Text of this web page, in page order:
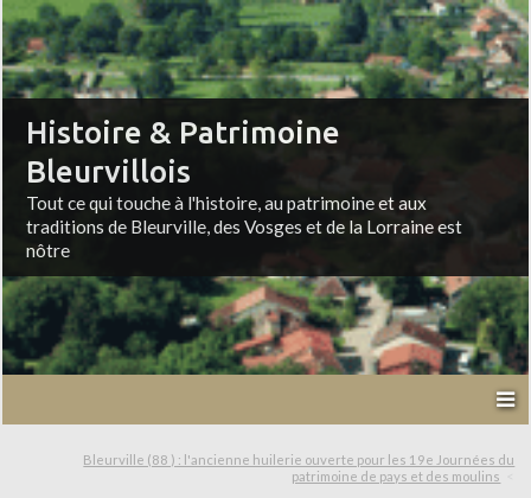
Histoire & Patrimoine
Bleurvillois
Tout ce qui touche à l'histoire, au patrimoine et aux
traditions de Bleurville, des Vosges et de la Lorraine est
nôtre
Bleurville (88 ) : l'ancienne huilerie ouverte pour les 19e Journées du
patrimoine de pays et des moulins